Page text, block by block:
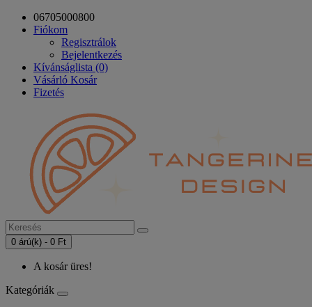
06705000800
Fiókom
Regisztrálok
Bejelentkezés
Kívánságlista (0)
Vásárló Kosár
Fizetés
0 árú(k) - 0 Ft
A kosár üres!
Kategóriák